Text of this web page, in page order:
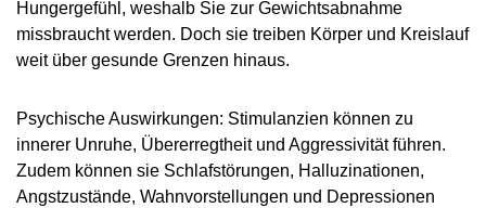
Hungergefühl, weshalb Sie zur Gewichtsabnahme
missbraucht werden. Doch sie treiben Körper und Kreislauf
weit über gesunde Grenzen hinaus.
Psychische Auswirkungen: Stimulanzien können zu
innerer Unruhe, Übererregtheit und Aggressivität führen.
Zudem können sie Schlafstörungen, Halluzinationen,
Angstzustände, Wahnvorstellungen und Depressionen